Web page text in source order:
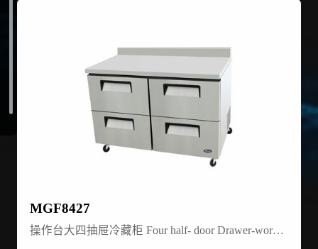
MGF8427
操作台大四抽屉冷藏柜 Four half- door Drawer-work top-refrigerator